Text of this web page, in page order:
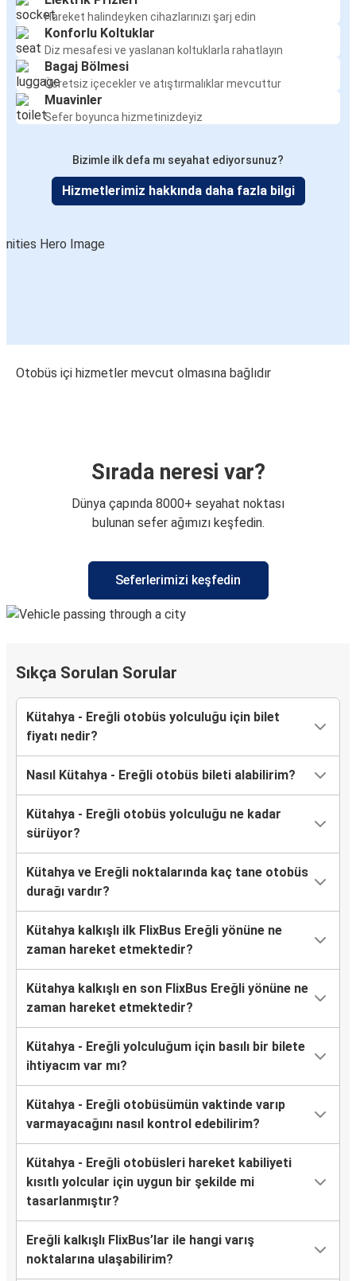
Hareket halindeyken cihazlarınızı şarj edin
Konforlu Koltuklar
Diz mesafesi ve yaslanan koltuklarla rahatlayın
Bagaj Bölmesi
Ücretsiz içecekler ve atıştırmalıklar mevcuttur
Muavinler
Sefer boyunca hizmetinizdeyiz
Bizimle ilk defa mı seyahat ediyorsunuz?
Hizmetlerimiz hakkında daha fazla bilgi
Otobüs içi hizmetler mevcut olmasına bağlıdır
Sırada neresi var?
Dünya çapında 8000+ seyahat noktası
bulunan sefer ağımızı keşfedin.
Seferlerimizi keşfedin
Sıkça Sorulan Sorular
Kütahya - Ereğli otobüs yolculuğu için bilet
fiyatı nedir?
Nasıl Kütahya - Ereğli otobüs bileti alabilirim?
Kütahya - Ereğli otobüs yolculuğu ne kadar
sürüyor?
Kütahya ve Ereğli noktalarında kaç tane otobüs
durağı vardır?
Kütahya kalkışlı ilk FlixBus Ereğli yönüne ne
zaman hareket etmektedir?
Kütahya kalkışlı en son FlixBus Ereğli yönüne ne
zaman hareket etmektedir?
Kütahya - Ereğli yolculuğum için basılı bir bilete
ihtiyacım var mı?
Kütahya - Ereğli otobüsümün vaktinde varıp
varmayacağını nasıl kontrol edebilirim?
Kütahya - Ereğli otobüsleri hareket kabiliyeti
kısıtlı yolcular için uygun bir şekilde mi
tasarlanmıştır?
Ereğli kalkışlı FlixBus’lar ile hangi varış
noktalarına ulaşabilirim?